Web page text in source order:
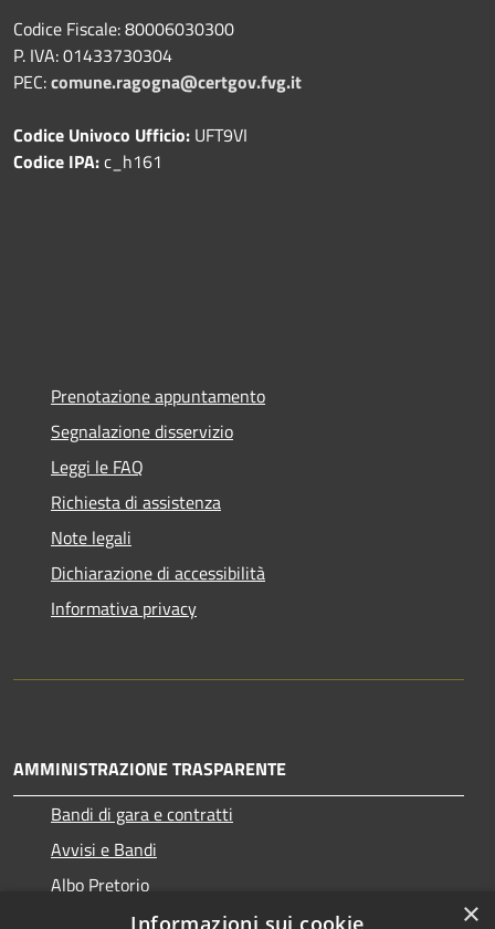
Codice Fiscale: 80006030300
P. IVA: 01433730304
PEC:comune.ragogna@certgov.fvg.it
Codice Univoco Ufficio: UFT9VI
Codice IPA:c_h161
Prenotazione appuntamento
Segnalazione disservizio
Leggi le FAQ
Richiesta di assistenza
Note legali
Dichiarazione di accessibilità
Informativa privacy
AMMINISTRAZIONE TRASPARENTE
Bandi di gara e contratti
Avvisi e Bandi
Albo Pretorio
×
Informazioni sui cookie